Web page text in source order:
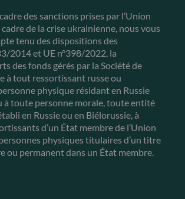
des sanctions prises par l’Union
de la crise ukrainienne, nous vous
tenu des dispositions des
2014 et UE n°398/2022, la
des fonds gérés par la Société de
à tout ressortissant russe ou
physique résidant en Russie
à toute personne morale, toute entité
en Russie ou en Biélorussie, à
d’un État membre de l’Union
physiques titulaires d’un titre
ou permanent dans un État membre.